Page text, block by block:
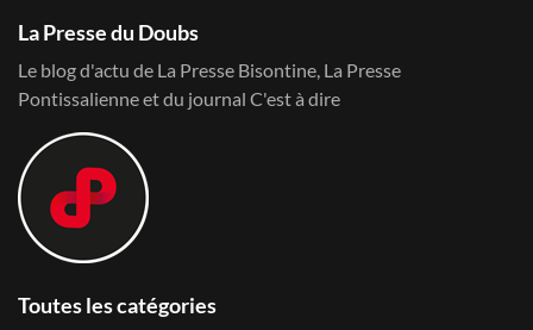
La Presse du Doubs
Le blog d'actu de La Presse Bisontine, La Presse
Pontissalienne et du journal C'est à dire
Toutes les catégories